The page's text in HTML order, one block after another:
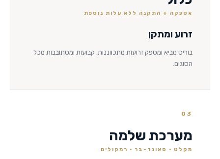
אספקה + התקנה ללא עלות נוספת
זרוע ומתקן
בוריס מביא ומספק זרועות מתכווננות, קבועות ומסתובבות מכל
הסוגים.
03
מערכת שלמה
מקלט · סאונד-בר · רמקולים